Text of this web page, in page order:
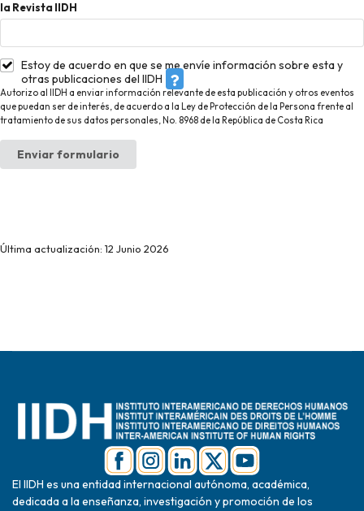
la Revista IIDH
Estoy de acuerdo en que se me envíe información sobre esta y
otras publicaciones del IIDH
Autorizo al IIDH a enviar información relevante de esta publicación y otros eventos
que puedan ser de interés, de acuerdo a la Ley de Protección de la Persona frente al
tratamiento de sus datos personales, No. 8968 de la República de Costa Rica
Enviar formulario
Última actualización: 12 Junio 2026
El IIDH es una entidad internacional autónoma, académica,
dedicada a la enseñanza, investigación y promoción de los